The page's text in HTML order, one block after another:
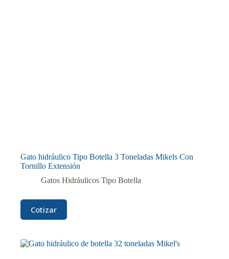
Gato hidráulico Tipo Botella 3 Toneladas Mikels Con
Tornillo Extensión
Gatos Hidráulicos Tipo Botella
Cotizar